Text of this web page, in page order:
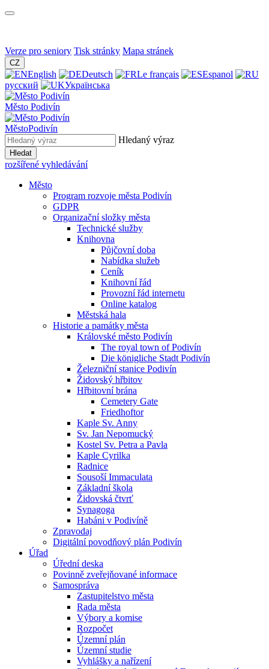
Verze pro seniory Tisk stránky Mapa stránek
CZ
English Deutsch Le français
Espanol
русский
Українська
Město Podivín
MěstoPodivín
Hledaný výraz
Hledat
rozšířené vyhledávání
Město
Program rozvoje města Podivín
GDPR
Organizační složky města
Technické služby
Knihovna
Půjčovní doba
Nabídka služeb
Ceník
Knihovní řád
Provozní řád internetu
Online katalog
Městská hala
Historie a památky města
Královské město Podivín
The royal town of Podivín
Die königliche Stadt Podivín
Železniční stanice Podivín
Židovský hřbitov
Hřbitovní brána
Cemetery Gate
Friedhoftor
Kaple Sv. Anny
Sv. Jan Nepomucký
Kostel Sv. Petra a Pavla
Kaple Cyrilka
Radnice
Sousoší Immaculata
Základní škola
Židovská čtvrť
Synagoga
Habáni v Podivíně
Zpravodaj
Digitální povodňový plán Podivín
Úřad
Úřední deska
Povinně zveřejňované informace
Samospráva
Zastupitelstvo města
Rada města
Výbory a komise
Rozpočet
Územní plán
Územní studie
Vyhlášky a nařízení